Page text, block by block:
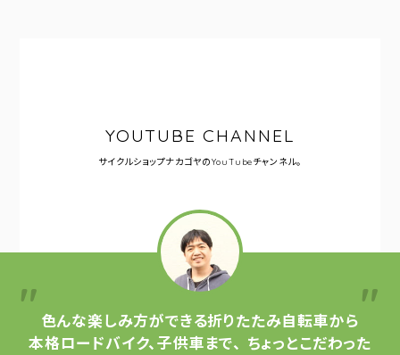
YOUTUBE CHANNEL
サイクルショップナカゴヤのYouTubeチャンネル。
色んな楽しみ方ができる折りたたみ自転車から
本格ロードバイク、子供車まで、 ちょっとこだわった